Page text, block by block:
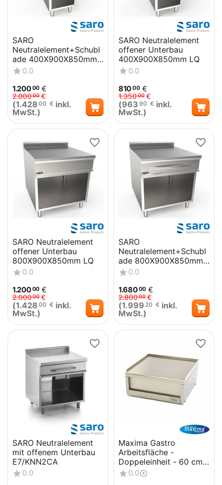
SARO
Neutralelement+Schubl
ade 400X900X850mm
LQ 0.0
1.20000 €
2.00000 €
(1.428 00 € inkl.
MwSt.)
SARO Neutralelement
offener Unterbau
400X900X850mm LQ
0.0
81000 €
1.35000 €
(963 90 € inkl.
MwSt.)
SARO Neutralelement
offener Unterbau
800X900X850mm LQ
0.0
1.20000 €
2.00000 €
(1.428 00 € inkl.
MwSt.)
SARO
Neutralelement+Schubl
ade 800X900X850mm
LQ 0.0
1.68000 €
2.80000 €
(1.999 20 € inkl.
MwSt.)
SARO Neutralelement
mit offenem Unterbau
E7/KNN2CA
0.0
Maxima Gastro
Arbeitsfläche -
Doppeleinheit - 60 cm
Tief0.0